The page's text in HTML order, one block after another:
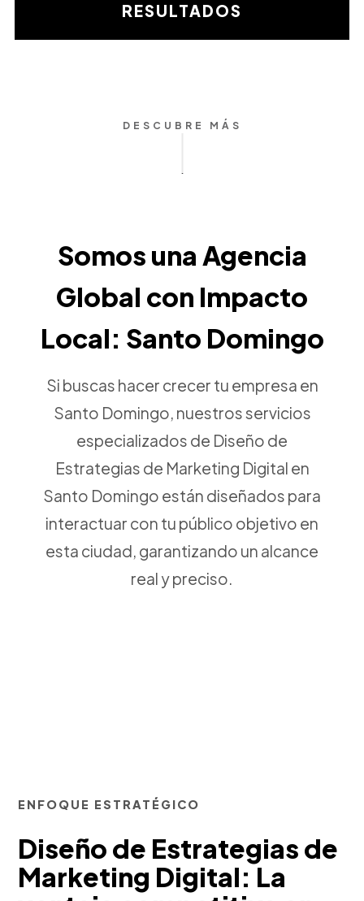
RESULTADOS
DESCUBRE MÁS
Somos una Agencia
Global con Impacto
Local: Santo Domingo
Si buscas hacer crecer tu empresa en
Santo Domingo, nuestros servicios
especializados de Diseño de
Estrategias de Marketing Digital en
Santo Domingo están diseñados para
interactuar con tu público objetivo en
esta ciudad, garantizando un alcance
real y preciso.
ENFOQUE ESTRATÉGICO
Diseño de Estrategias de
Marketing Digital: La